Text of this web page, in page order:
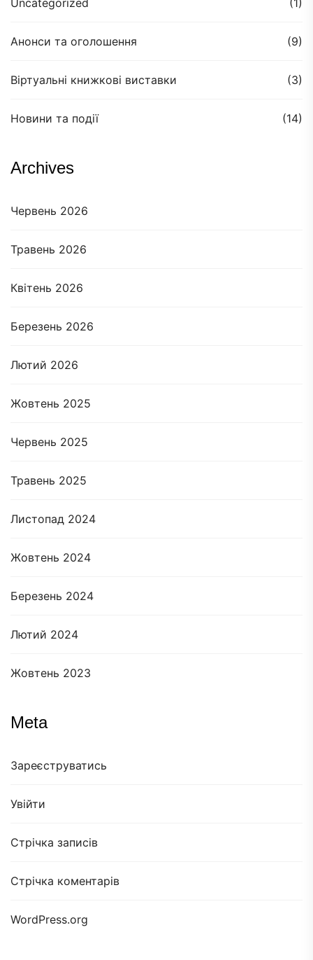
Uncategorized (1)
Анонси та оголошення (9)
Віртуальні книжкові виставки (3)
Новини та події (14)
Archives
Червень 2026
Травень 2026
Квітень 2026
Березень 2026
Лютий 2026
Жовтень 2025
Червень 2025
Травень 2025
Листопад 2024
Жовтень 2024
Березень 2024
Лютий 2024
Жовтень 2023
Meta
Зареєструватись
Увійти
Стрічка записів
Стрічка коментарів
WordPress.org